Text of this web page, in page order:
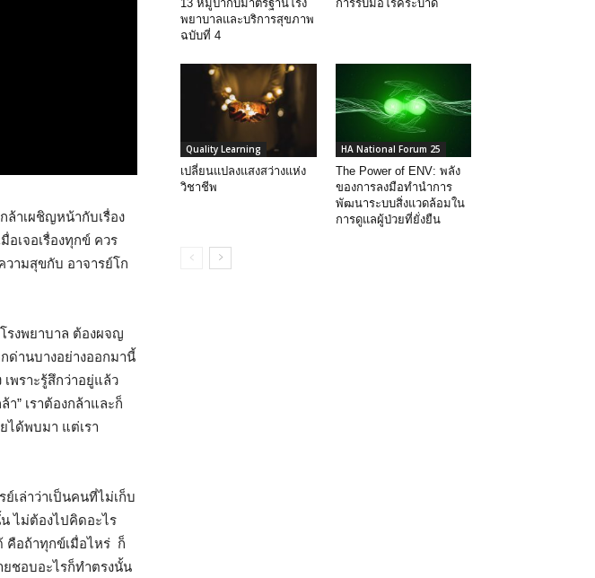
าเผชิญหน้ากับเรื่อง
เจอเรื่องทุกข์ ควร
วามสุขกับ อาจารย์โก
รงพยาบาล ต้องผจญ
ด่านบางอย่างออกมานี้
พราะรู้สึกว่าอยู่แล้ว
” เราต้องกล้าและก็
ได้พบมา แต่เรา
เล่าว่าเป็นคนที่ไม่เก็บ
ไม่ต้องไปคิดอะไร
คือถ้าทุกข์เมื่อไหร่ ก็
ชอบอะไรก็ทำตรงนั้น
13 หมูป่ากับมาตรฐานโรง
พยาบาลและบริการสุขภาพ
ฉบับที่ 4
การรับมือโรคระบาด
Quality Learning
เปลี่ยนแปลงแสงสว่างแห่ง
วิชาชีพ
HA National Forum 25
The Power of ENV: พลัง
ของการลงมือทำนำการ
พัฒนาระบบสิ่งแวดล้อมใน
การดูแลผู้ป่วยที่ยั่งยืน